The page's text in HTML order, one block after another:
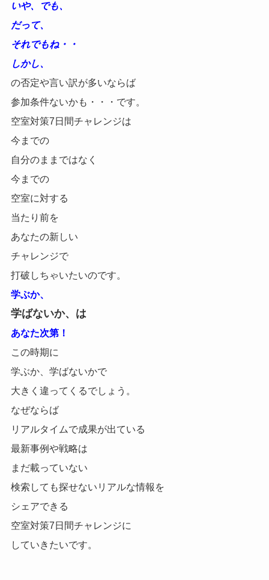
いや、でも、
だって、
それでもね・・
しかし、
の否定や言い訳が多いならば
参加条件ないかも・・・です。
空室対策7日間チャレンジは
今までの
自分のままではなく
今までの
空室に対する
当たり前を
あなたの新しい
チャレンジで
打破しちゃいたいのです。
学ぶか、
学ばないか、は
あなた次第！
この時期に
学ぶか、学ばないかで
大きく違ってくるでしょう。
なぜならば
リアルタイムで成果が出ている
最新事例や戦略は
まだ載っていない
検索しても探せないリアルな情報を
シェアできる
空室対策7日間チャレンジに
していきたいです。